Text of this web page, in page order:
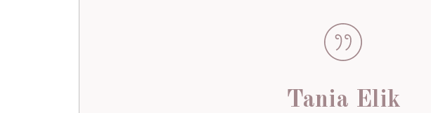
Tania Elik